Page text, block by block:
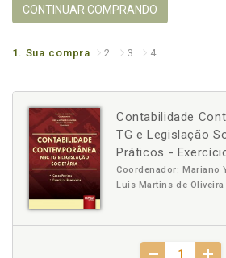
CONTINUAR COMPRANDO
1. Sua compra 2. 3. 4.
Contabilidade
TG e Legislação
Práticos -
Coordenador: Mariano
Luis Martins de